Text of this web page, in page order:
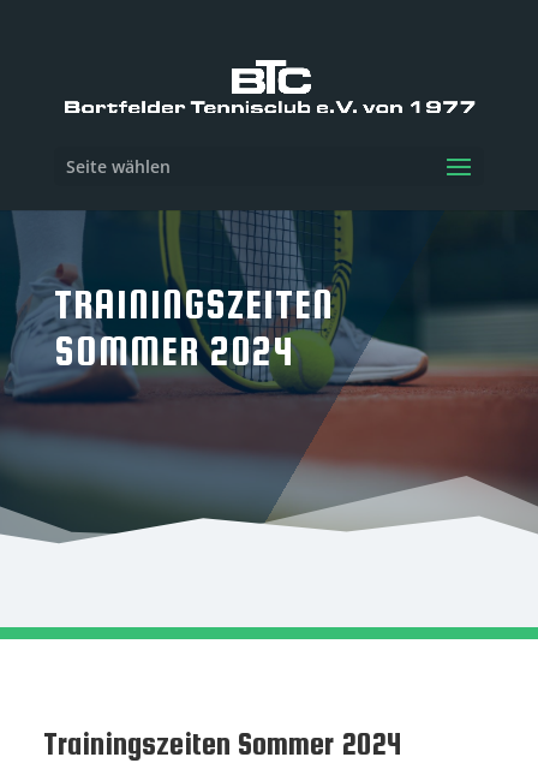
Seite wählen
TRAININGSZEITEN
SOMMER 2024
Trainingszeiten Sommer 2024